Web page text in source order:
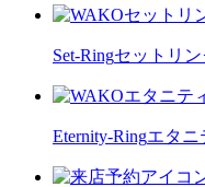
Set-Ringセットリン
Eternity-Ringエタニ